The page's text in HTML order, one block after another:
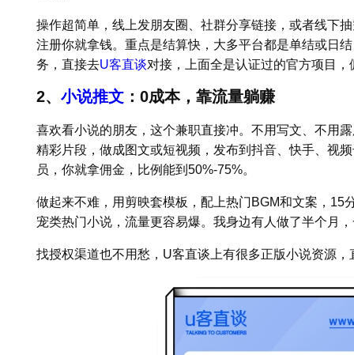
操作超简单，线上发朋友圈、社群分享链接，或者线下
注册你就拿钱。重点是结算快，大多平台都是单结或日
务，直接去U客直谈对接，上面全是认证过的官方项目
2、 小说推文 ：0成本，靠流量躺赚
喜欢看小说的朋友，这个兼职直接冲。不用写文、不用
精彩片段，做成图文或短视频，发布到抖音、快手、视
员，你就拿佣金，比例能到50%-75%。
做起来不难，用剪映套模板，配上热门BGM和文案，15
宠类热门小说，流量更容易爆。我身边有人做了半个月
找授权渠道也不用愁，U客直谈上有很多正版小说资源，